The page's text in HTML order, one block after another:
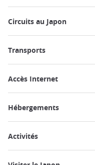
Circuits au Japon
Transports
Accès Internet
Hébergements
Activités